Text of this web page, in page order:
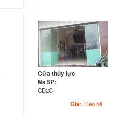
Cửa thủy lực
Mã SP:
CD2C
Giá: Liên hệ